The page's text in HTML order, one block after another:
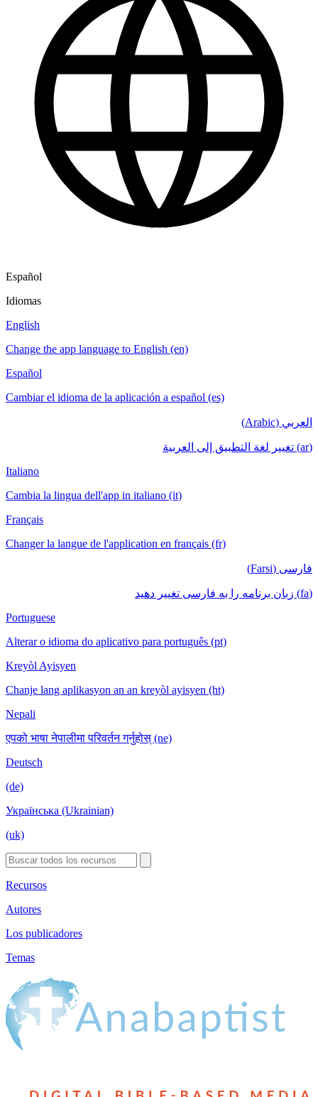
Español
Idiomas
English
Change the app language to English (en)
Español
Cambiar el idioma de la aplicación a español (es)
العربي (Arabic)
(ar) تغيير لغة التطبيق إلى العربية
Italiano
Cambia la lingua dell'app in italiano (it)
Français
Changer la langue de l'application en français (fr)
فارسی (Farsi)
(fa) زبان برنامه را به فارسی تغییر دهید
Portuguese
Alterar o idioma do aplicativo para português (pt)
Kreyòl Ayisyen
Chanje lang aplikasyon an an kreyòl ayisyen (ht)
Nepali
एपको भाषा नेपालीमा परिवर्तन गर्नुहोस् (ne)
Deutsch
(de)
Українська (Ukrainian)
(uk)
Recursos
Autores
Los publicadores
Temas